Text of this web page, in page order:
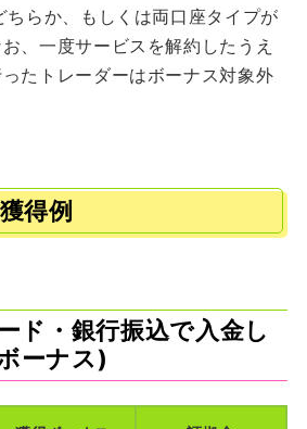
ちらか、もしくは両口座タイプが
、一度サービスを解約したうえ
たトレーダーはボーナス対象外
得例
ド・銀行振込で入金し
ーナス)